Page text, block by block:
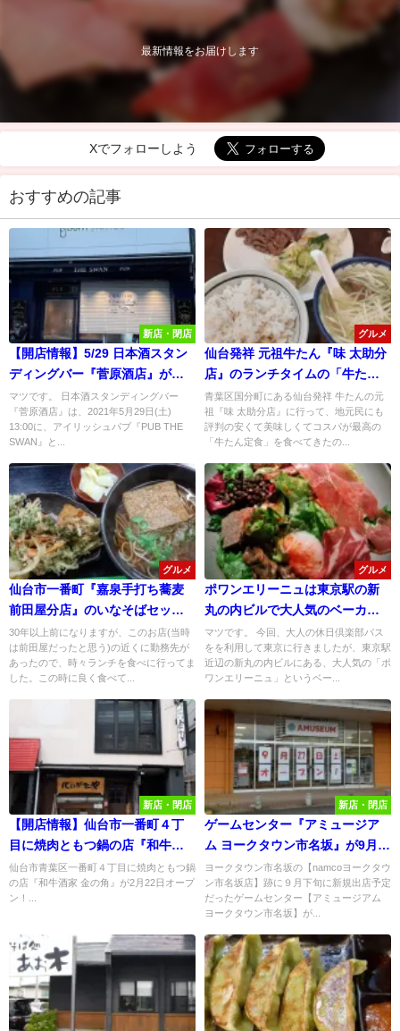
最新情報をお届けします
Xでフォローしよう
おすすめの記事
新店・閉店
【開店情報】5/29 日本酒スタン
ディングバー『菅原酒店』がア
イリッシュパブ『PUB THE
SWAN』になる！
マツです。 日本酒スタンディングバー
『菅原酒店』は、2021年5月29日(土)
13:00に、アイリッシュパブ『PUB THE
SWAN』と...
グルメ
仙台発祥 元祖牛たん『味 太助分
店』のランチタイムの「牛たん
定食」が安くて旨くてコスパ最
高！
青葉区国分町にある仙台発祥 牛たんの元
祖『味 太助分店』に行って、地元民にも
評判の安くて美味しくてコスパが最高の
「牛たん定食」を食べてきたの...
グルメ
仙台市一番町『嘉泉手打ち蕎麦
前田屋分店』のいなそばセット
＆ちょい呑みが旨くてお得！
30年以上前になりますが、このお店(当時
は前田屋だったと思う)の近くに勤務先が
あったので、時々ランチを食べに行ってま
した。この時に良く食べて...
グルメ
ポワンエリーニュは東京駅の新
丸の内ビルで大人気のベーカリ
ー！
マツです。 今回、大人の休日倶楽部パス
をを利用して東京に行きましたが、東京駅
近辺の新丸の内ビルにある、大人気の「ポ
ワンエリーニュ」というベー...
新店・閉店
【開店情報】仙台市一番町４丁
目に焼肉ともつ鍋の店『和牛酒
家 金の角』が2月22日オープ
ン！
仙台市青葉区一番町４丁目に焼肉ともつ鍋
の店『和牛酒家 金の角』が2月22日オープ
ン！...
新店・閉店
ゲームセンター『アミュージア
ム ヨークタウン市名坂』が9月
27日(土)オープン予定！
ヨークタウン市名坂の【namcoヨークタウ
ン市名坂店】跡に９月下旬に新規出店予定
だったゲームセンター【アミュージアム
ヨークタウン市名坂】が...